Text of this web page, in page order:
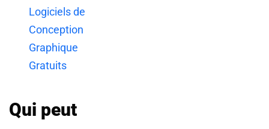
Logiciels de
Conception
Graphique
Gratuits
Qui peut